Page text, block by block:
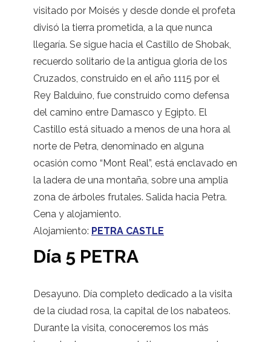
visitado por Moisés y desde donde el profeta
divisó la tierra prometida, a la que nunca
llegaría. Se sigue hacia el Castillo de Shobak,
recuerdo solitario de la antigua gloria de los
Cruzados, construido en el año 1115 por el
Rey Balduino, fue construido como defensa
del camino entre Damasco y Egipto. El
Castillo está situado a menos de una hora al
norte de Petra, denominado en alguna
ocasión como “Mont Real”, está enclavado en
la ladera de una montaña, sobre una amplia
zona de árboles frutales. Salida hacia Petra.
Cena y alojamiento.
Alojamiento: PETRA CASTLE
Día 5 PETRA
Desayuno. Día completo dedicado a la visita
de la ciudad rosa, la capital de los nabateos.
Durante la visita, conoceremos los más